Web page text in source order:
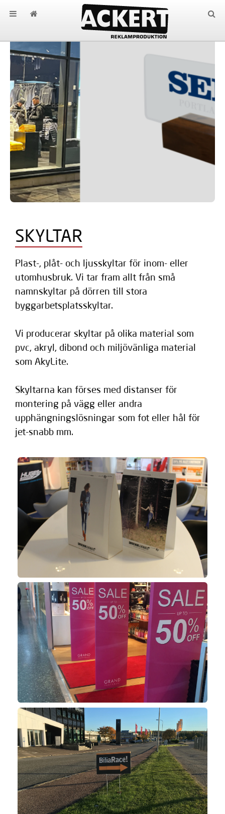
SKYLTAR
Plast-, plåt- och ljusskyltar för inom- eller
utomhusbruk. Vi tar fram allt från små
namnskyltar på dörren till stora
byggarbetsplatsskyltar.
Vi producerar skyltar på olika material som
pvc, akryl, dibond och miljövänliga material
som AkyLite.
Skyltarna kan förses med distanser för
montering på vägg eller andra
upphängningslösningar som fot eller hål för
jet-snabb mm.